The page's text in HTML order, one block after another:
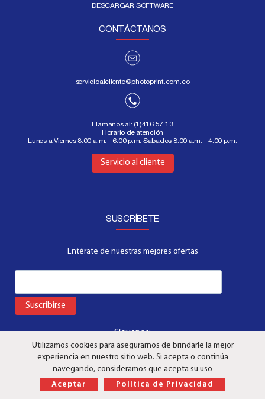
DESCARGAR SOFTWARE
CONTÁCTANOS
servicioalcliente@photoprint.com.co
Llamanos al: (1)416 57 13
Horario de atención
Lunes a Viernes 8:00 a.m. - 6:00 p.m. Sabados 8:00 a.m. - 4:00 p.m.
Servicio al cliente
Aquí
SUSCRÍBETE
Entérate de nuestras mejores ofertas
Suscribirse
Síguenos:
Utilizamos cookies para asegurarnos de brindarle la mejor
experiencia en nuestro sitio web. Si acepta o continúa
navegando, consideramos que acepta su uso
Aceptar
Política de Privacidad